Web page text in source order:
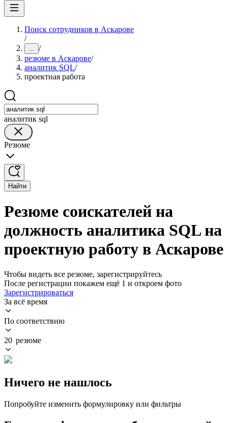
Поиск сотрудников в Аскарове
/
... /
резюме в Аскарове/
аналитик SQL/
проектная работа
аналитик sql
Резюме
Найти
Резюме соискателей на
должность аналитика SQL на
проектную работу в Аскарове
Чтобы видеть все резюме, зарегистрируйтесь
После регистрации покажем ещё 1 и откроем фото
Зарегистрироваться
За всё время
По соответствию
20 резюме
Ничего не нашлось
Попробуйте изменить формулировку или фильтры